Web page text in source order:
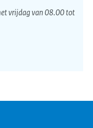
vrijdag van 08.00 tot